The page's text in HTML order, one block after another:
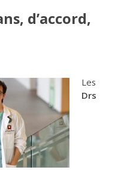
d’accord,
Les
Drs